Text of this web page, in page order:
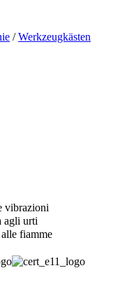
/Werkzeugkästen